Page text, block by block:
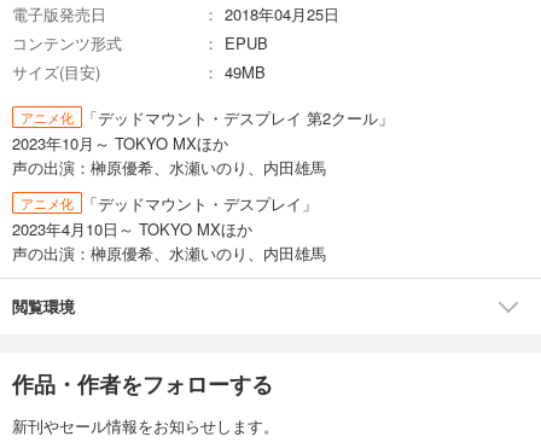
電子版発売日
2018年04月25日
コンテンツ形式
EPUB
サイズ(目安)
49MB
アニメ化
「デッドマウント・デスプレイ 第2クール」
2023年10月～ TOKYO MXほか
声の出演：榊原優希、水瀬いのり、内田雄馬
アニメ化
「デッドマウント・デスプレイ」
2023年4月10日～ TOKYO MXほか
声の出演：榊原優希、水瀬いのり、内田雄馬
閲覧環境
作品・作者をフォローする
新刊やセール情報をお知らせします。